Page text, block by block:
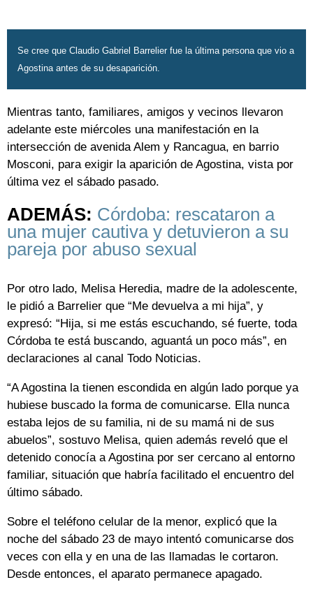
Se cree que Claudio Gabriel Barrelier fue la última persona que vio a
Agostina antes de su desaparición.
Mientras tanto, familiares, amigos y vecinos llevaron
adelante este miércoles una manifestación en la
intersección de avenida Alem y Rancagua, en barrio
Mosconi, para exigir la aparición de Agostina, vista por
última vez el sábado pasado.
ADEMÁS: Córdoba: rescataron a
una mujer cautiva y detuvieron a su
pareja por abuso sexual
Por otro lado, Melisa Heredia, madre de la adolescente,
le pidió a Barrelier que “Me devuelva a mi hija”, y
expresó: “Hija, si me estás escuchando, sé fuerte, toda
Córdoba te está buscando, aguantá un poco más”, en
declaraciones al canal Todo Noticias.
“A Agostina la tienen escondida en algún lado porque ya
hubiese buscado la forma de comunicarse. Ella nunca
estaba lejos de su familia, ni de su mamá ni de sus
abuelos”, sostuvo Melisa, quien además reveló que el
detenido conocía a Agostina por ser cercano al entorno
familiar, situación que habría facilitado el encuentro del
último sábado.
Sobre el teléfono celular de la menor, explicó que la
noche del sábado 23 de mayo intentó comunicarse dos
veces con ella y en una de las llamadas le cortaron.
Desde entonces, el aparato permanece apagado.